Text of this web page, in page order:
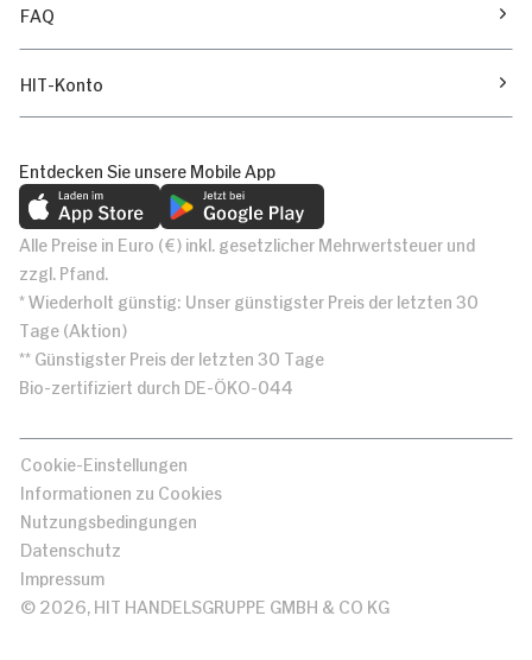
FAQ
HIT-Konto
Entdecken Sie unsere Mobile App
Alle Preise in Euro (€) inkl. gesetzlicher Mehrwertsteuer und
zzgl. Pfand.
* Wiederholt günstig: Unser günstigster Preis der letzten 30
Tage (Aktion)
** Günstigster Preis der letzten 30 Tage
Bio-zertifiziert durch DE-ÖKO-044
Cookie-Einstellungen
Informationen zu Cookies
Nutzungsbedingungen
Datenschutz
Impressum
© 2026, HIT HANDELSGRUPPE GMBH & CO KG